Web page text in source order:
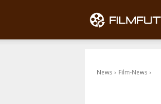
News Film-News